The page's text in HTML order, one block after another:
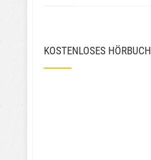
KOSTENLOSES HÖRBUCH